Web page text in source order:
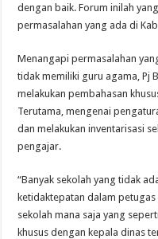
dengan baik. Forum inilah
permasalahan yang ada di
Menangapi permasalahan
tidak memiliki guru agama, Pj
melakukan pembahasan
Terutama, mengenai
dan melakukan inventarisasi
pengajar.
“Banyak sekolah yang tidak
ketidaktepatan dalam
sekolah mana saja yang
khusus dengan kepala dinas